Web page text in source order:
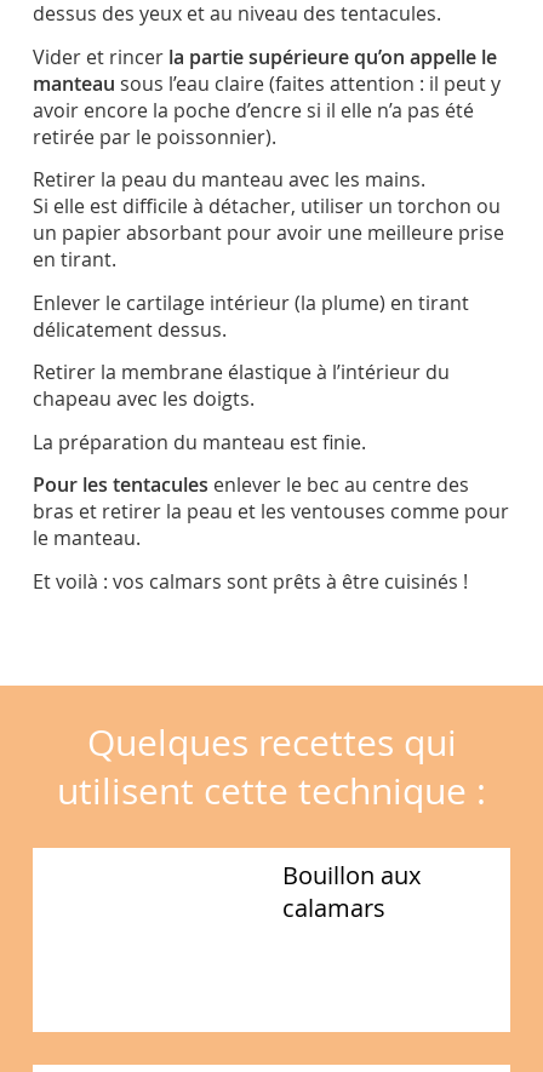
dessus des yeux et au niveau des tentacules.
Vider et rincer la partie supérieure qu’on appelle le
manteau sous l’eau claire (faites attention : il peut y
avoir encore la poche d’encre si il elle n’a pas été
retirée par le poissonnier).
Retirer la peau du manteau avec les mains.
Si elle est difficile à détacher, utiliser un torchon ou
un papier absorbant pour avoir une meilleure prise
en tirant.
Enlever le cartilage intérieur (la plume) en tirant
délicatement dessus.
Retirer la membrane élastique à l’intérieur du
chapeau avec les doigts.
La préparation du manteau est finie.
Pour les tentacules enlever le bec au centre des
bras et retirer la peau et les ventouses comme pour
le manteau.
Et voilà : vos calmars sont prêts à être cuisinés !
Quelques recettes qui
utilisent cette technique :
Bouillon aux
calamars